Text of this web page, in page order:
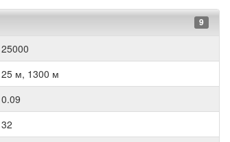
9
25000
25 м, 1300 м
0.09
32